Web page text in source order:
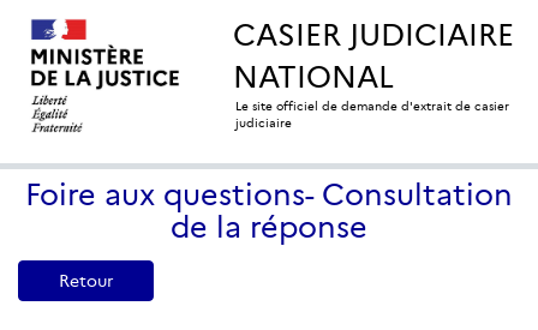
CASIER JUDICIAIRE
NATIONAL
Le site officiel de demande d'extrait de casier
judiciaire
Foire aux questions- Consultation
de la réponse
Retour